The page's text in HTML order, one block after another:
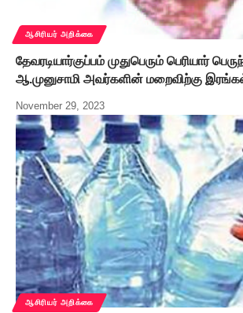
ஆசிரியர் அறிக்கை
தேவரடியார்குப்பம் முதுபெரும் பெரியார்
ஆ.முனுசாமி அவர்களின் மறைவிற்கு
November 29, 2023
ஆசிரியர் அறிக்கை